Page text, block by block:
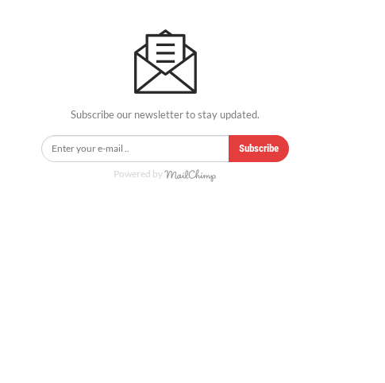
Subscribe our newsletter to stay updated.
Subscribe
Powered by